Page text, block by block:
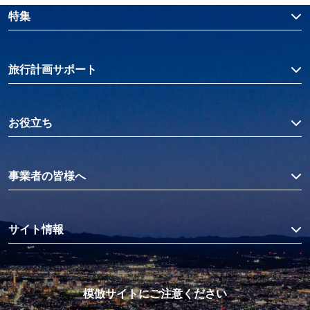
特集
旅行計画サポート
お役立ち
事業者の皆様へ
サイト情報
模倣サイトにご注意ください